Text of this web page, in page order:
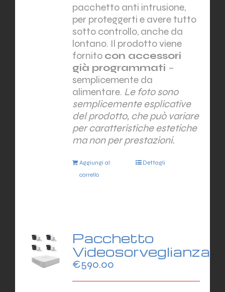
pacchetto anti intrusione,
per proteggerti e avere tutto
sotto controllo, anche da
lontano. Il prodotto viene
fornito con accessori
già programmati –
semplicemente da
alimentare. Le foto sono
semplicemente esplicative
del prodotto, che può variare
per caratteristiche estetiche
ma non per prestazioni.
Aggiungi al
carrello
Dettagli
Pacchetto
Videosorveglianza
€590.00